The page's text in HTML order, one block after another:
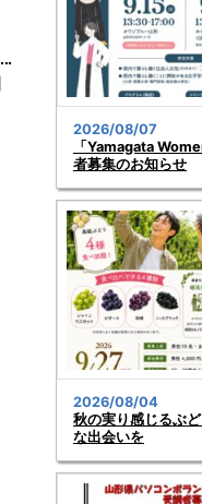
2026/08/07
「Yamagata
者募集のお知らせ
2026/08/04
秋の実り感じるぶ
な出会いを